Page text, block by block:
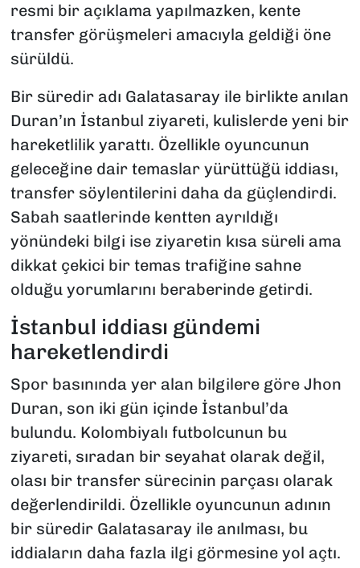
resmi bir açıklama yapılmazken, kente
transfer görüşmeleri amacıyla geldiği öne
sürüldü.
Bir süredir adı Galatasaray ile birlikte anılan
Duran’ın İstanbul ziyareti, kulislerde yeni bir
hareketlilik yarattı. Özellikle oyuncunun
geleceğine dair temaslar yürüttüğü iddiası,
transfer söylentilerini daha da güçlendirdi.
Sabah saatlerinde kentten ayrıldığı
yönündeki bilgi ise ziyaretin kısa süreli ama
dikkat çekici bir temas trafiğine sahne
olduğu yorumlarını beraberinde getirdi.
İstanbul iddiası gündemi
hareketlendirdi
Spor basınında yer alan bilgilere göre Jhon
Duran, son iki gün içinde İstanbul’da
bulundu. Kolombiyalı futbolcunun bu
ziyareti, sıradan bir seyahat olarak değil,
olası bir transfer sürecinin parçası olarak
değerlendirildi. Özellikle oyuncunun adının
bir süredir Galatasaray ile anılması, bu
iddiaların daha fazla ilgi görmesine yol açtı.